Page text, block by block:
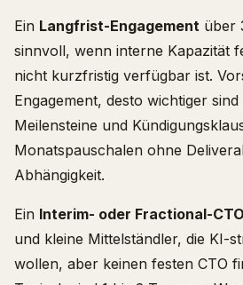
Ein Langfrist-Engagement über
sinnvoll, wenn interne Kapazität
nicht kurzfristig verfügbar ist.
Engagement, desto wichtiger
Meilensteine und
Monatspauschalen ohne
Abhängigkeit.
Ein Interim- oder Fractional-CTO
und kleine Mittelständler, die KI-
wollen, aber keinen festen CTO